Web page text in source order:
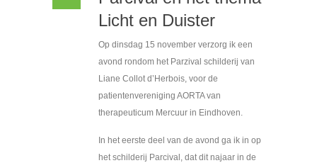
Licht en Duister
Op dinsdag 15 november verzorg ik een
avond rondom het Parzival schilderij van
Liane Collot d’Herbois, voor de
patientenvereniging AORTA van
therapeuticum Mercuur in Eindhoven.
In het eerste deel van de avond ga ik in op
het schilderij Parcival, dat dit najaar in de